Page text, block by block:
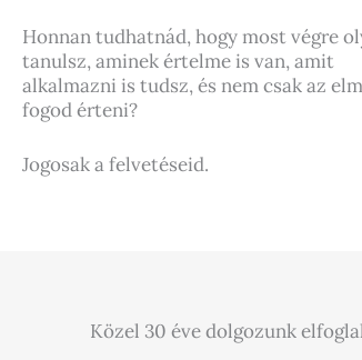
Honnan tudhatnád, hogy most végre
tanulsz, aminek értelme is van, amit
alkalmazni is tudsz, és nem csak az
fogod érteni?
Jogosak a felvetéseid.
Közel 30 éve dolgozunk